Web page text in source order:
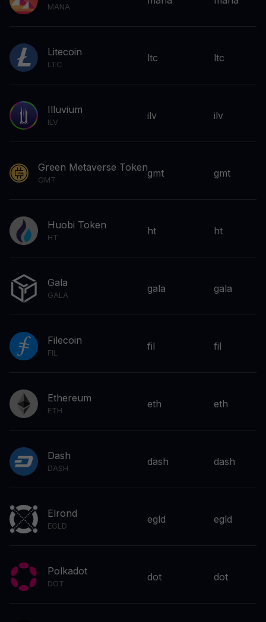
MANA
Litecoin
LTC
ltc ltc
Illuvium
ILV
ilv ilv
Green Metaverse Token
GMT
gmt gmt
Huobi Token
HT
ht ht
Gala
GALA
gala gala
Filecoin
FIL
fil fil
Ethereum
ETH
eth eth
Dash
DASH
dash dash
Elrond
EGLD
egld egld
Polkadot
DOT
dot dot